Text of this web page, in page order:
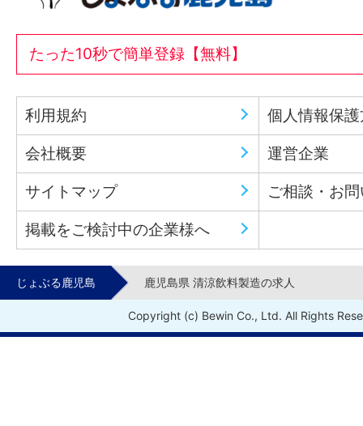
たった10秒で簡単登録【無料】
利用規約 個人情報保
会社概要 運営企業
サイトマップ ご相談・お
掲載をご検討中の企業様へ
じょぶる鹿児島 鹿児島県 清涼飲料製造の求人
Copyright (c) Bewin Co., Ltd. All Rights